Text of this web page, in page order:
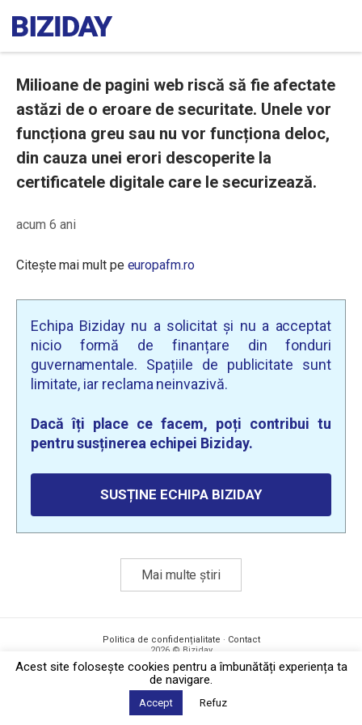
Milioane de pagini web riscă să fie afectate
astăzi de o eroare de securitate. Unele vor
funcționa greu sau nu vor funcționa deloc,
din cauza unei erori descoperite la
certificatele digitale care le securizează.
acum 6 ani
Citește mai mult pe europafm.ro
Echipa Biziday nu a solicitat și nu a acceptat
nicio formă de finanțare din fonduri
guvernamentale. Spațiile de publicitate sunt
limitate, iar reclama neinvazivă.
Dacă îți place ce facem, poți contribui tu
pentru susținerea echipei Biziday.
SUSȚINE ECHIPA BIZIDAY
Mai multe știri
Politica de confidențialitate · Contact
2026 © Biziday
Acest site foloseşte cookies pentru a îmbunătăți experiența ta
de navigare.
Accept Refuz